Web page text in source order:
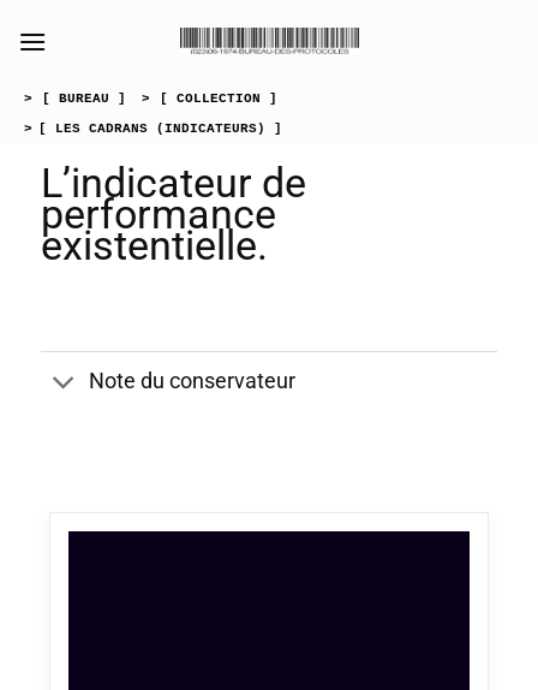
> [ BUREAU ] > [ COLLECTION ]
> [ LES CADRANS (INDICATEURS) ]
L’indicateur de
performance
existentielle.
Note du conservateur